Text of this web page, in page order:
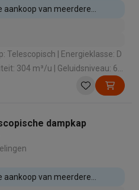
aankoop van meerdere
| Energieklasse: D
304 m³/u | Geluidsniveau: 62
(incl. intensief): 3
dampkap
aankoop van meerdere